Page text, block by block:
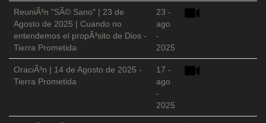
ReuniÃ³n "SÃ© Sano" | 23 de
Agosto de 2025 | Cuando no
entendemos el propÃ³sito de Dios -
Tierra Prometida
23 -
ago
-
2025
OraciÃ³n | 14 de Agosto de 2025 -
Tierra Prometida
17 -
ago
-
2025